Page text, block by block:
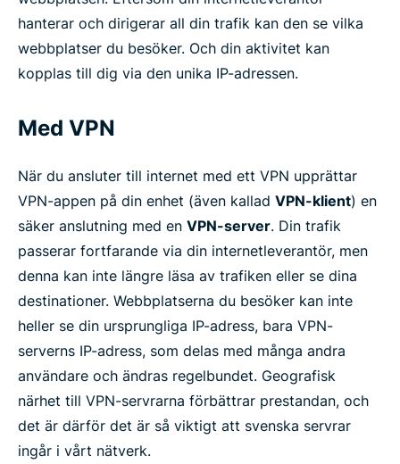
hanterar och dirigerar all din trafik kan den se vilka
webbplatser du besöker. Och din aktivitet kan
kopplas till dig via den unika IP-adressen.
Med VPN
När du ansluter till internet med ett VPN upprättar
VPN-appen på din enhet (även kallad VPN-klient) en
säker anslutning med en VPN-server. Din trafik
passerar fortfarande via din internetleverantör, men
denna kan inte längre läsa av trafiken eller se dina
destinationer. Webbplatserna du besöker kan inte
heller se din ursprungliga IP-adress, bara VPN-
serverns IP-adress, som delas med många andra
användare och ändras regelbundet. Geografisk
närhet till VPN-servrarna förbättrar prestandan, och
det är därför det är så viktigt att svenska servrar
ingår i vårt nätverk.